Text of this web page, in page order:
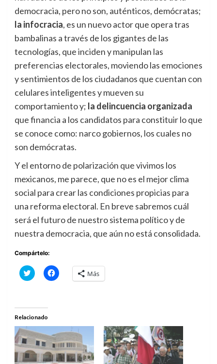
democracia, pero no son, auténticos, demócratas;
la infocracia, es un nuevo actor que opera tras
bambalinas a través de los gigantes de las
tecnologías, que inciden y manipulan las
preferencias electorales, moviendo las emociones
y sentimientos de los ciudadanos que cuentan con
celulares inteligentes y mueven su
comportamiento y; la delincuencia organizada
que financia a los candidatos para constituir lo que
se conoce como: narco gobiernos, los cuales no
son demócratas.
Y el entorno de polarización que vivimos los
mexicanos, me parece, que no es el mejor clima
social para crear las condiciones propicias para
una reforma electoral. En breve sabremos cuál
será el futuro de nuestro sistema político y de
nuestra democracia, que aún no está consolidada.
Compártelo:
Haz
clic
(Se
abre
en
una
ventana
nueva)
Haz
clic
una
ventana
nueva)
Más
Relacionado